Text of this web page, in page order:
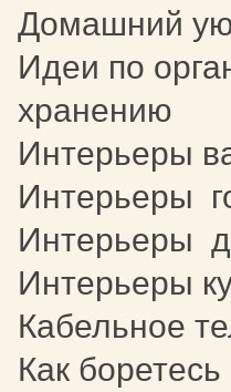
Домашний
Идеи по
хранению
Интерьеры
Интерьеры
Интерьеры
Интерьеры
Кабельное
Как